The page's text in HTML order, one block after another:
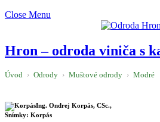
Close Menu
Hron – odroda viniča s
Úvod › Odrody › Muštové odrody › Modré
Ing. Ondrej Korpás, CSc.,
Snímky: Korpás